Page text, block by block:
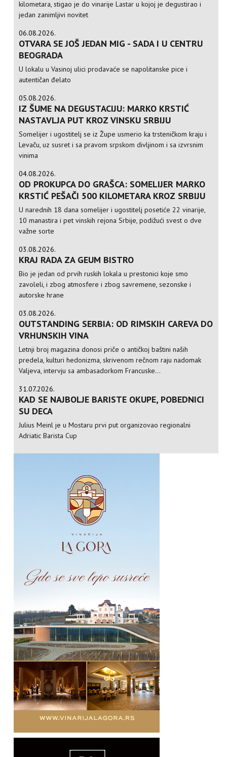
kilometara, stigao je do vinarije Lastar u kojoj je degustirao i
jedan zanimljivi novitet
06.08.2026.
OTVARA SE JOŠ JEDAN MIG - SADA I U CENTRU
BEOGRADA
U lokalu u Vasinoj ulici prodavaće se napolitanske pice i
autentičan đelato
05.08.2026.
IZ ŠUME NA DEGUSTACIJU: MARKO KRSTIĆ
NASTAVLJA PUT KROZ VINSKU SRBIJU
Somelijer i ugostitelj se iz Župe usmerio ka trsteničkom kraju i
Levaču, uz susret i sa pravom srpskom divljinom i sa izvrsnim
vinima
04.08.2026.
OD PROKUPCA DO GRAŠCA: SOMELIJER MARKO
KRSTIĆ PEŠAČI 500 KILOMETARA KROZ SRBIJU
U narednih 18 dana somelijer i ugostitelj posetiće 22 vinarije,
10 manastira i pet vinskih rejona Srbije, podižući svest o dve
važne sorte
03.08.2026.
KRAJ RADA ZA GEUM BISTRO
Bio je jedan od prvih ruskih lokala u prestonici koje smo
zavoleli, i zbog atmosfere i zbog savremene, sezonske i
autorske hrane
03.08.2026.
OUTSTANDING SERBIA: OD RIMSKIH CAREVA DO
VRHUNSKIH VINA
Letnji broj magazina donosi priče o antičkoj baštini naših
predela, kulturi hedonizma, skrivenom rečnom raju nadomak
Valjeva, intervju sa ambasadorkom Francuske...
31.07.2026.
KAD SE NAJBOLJE BARISTE OKUPE, POBEDNICI
SU DECA
Julius Meinl je u Mostaru prvi put organizovao regionalni
Adriatic Barista Cup